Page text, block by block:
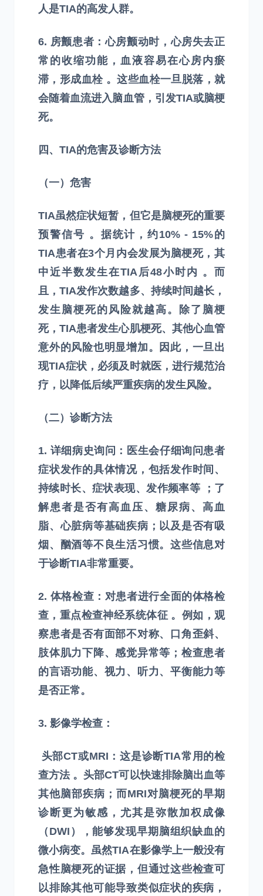
人是TIA的高发人群。
6. 房颤患者：心房颤动时，心房失去正
常的收缩功能，血液容易在心房内瘀
滞，形成血栓 。这些血栓一旦脱落，就
会随着血流进入脑血管，引发TIA或脑梗
死。
四、TIA的危害及诊断方法
（一）危害
TIA虽然症状短暂，但它是脑梗死的重要
预警信号 。据统计，约10% - 15%的
TIA患者在3个月内会发展为脑梗死，其
中近半数发生在TIA后48小时内 。而
且，TIA发作次数越多、持续时间越长，
发生脑梗死的风险就越高。除了脑梗
死，TIA患者发生心肌梗死、其他心血管
意外的风险也明显增加。因此，一旦出
现TIA症状，必须及时就医，进行规范治
疗，以降低后续严重疾病的发生风险。
（二）诊断方法
1. 详细病史询问：医生会仔细询问患者
症状发作的具体情况，包括发作时间、
持续时长、症状表现、发作频率等 ；了
解患者是否有高血压、糖尿病、高血
脂、心脏病等基础疾病；以及是否有吸
烟、酗酒等不良生活习惯。这些信息对
于诊断TIA非常重要。
2. 体格检查：对患者进行全面的体格检
查，重点检查神经系统体征 。例如，观
察患者是否有面部不对称、口角歪斜、
肢体肌力下降、感觉异常等；检查患者
的言语功能、视力、听力、平衡能力等
是否正常。
3. 影像学检查：
头部CT或MRI：这是诊断TIA常用的检
查方法 。头部CT可以快速排除脑出血等
其他脑部疾病；而MRI对脑梗死的早期
诊断更为敏感，尤其是弥散加权成像
（DWI），能够发现早期脑组织缺血的
微小病变。虽然TIA在影像学上一般没有
急性脑梗死的证据，但通过这些检查可
以排除其他可能导致类似症状的疾病，